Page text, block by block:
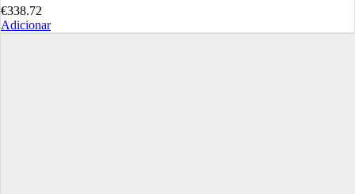
€338.72
Adicionar